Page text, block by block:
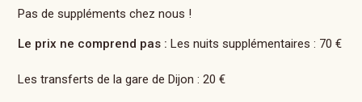
Pas de suppléments chez nous !
Le prix ne comprend pas : Les nuits supplémentaires : 70 €
Les transferts de la gare de Dijon : 20 €